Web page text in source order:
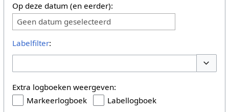
Op deze datum (en eerder):
Geen datum geselecteerd
Labelfilter:
Extra logboeken weergeven:
Markeerlogboek
Labellogboek